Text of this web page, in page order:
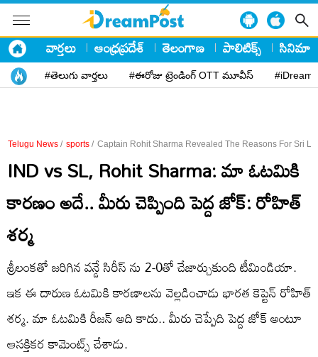
వార్తలు ఆంధ్రప్రదేశ్ తెలంగాణ పాలిటిక్స్ సినిమా
#తెలుగు వార్తలు #ఈరోజు ట్రెండింగ్ OTT మూవీస్
Telugu News / sports / Captain Rohit Sharma Revealed The Reasons For Sri
IND vs SL, Rohit Sharma: మా ఓటమికి
కారణం అదే.. మీరు చెప్పింది పెద్ద జోక్: రోహిత్
శర్మ
శ్రీలంకతో జరిగిన వన్డే సిరీస్ ను 2-0తో చేజార్చుకుంది టీమిండియా.
ఇక ఈ దారుణ ఓటమికి కారణాలను వెల్లడించాడు భారత కెప్టెన్ రోహిత్
శర్మ. మా ఓటమికి రీజన్ అది కాదు.. మీరు చెప్పేది పెద్ద జోక్ అంటూ
ఆసక్తికర కామెంట్స్ చేశాడు.